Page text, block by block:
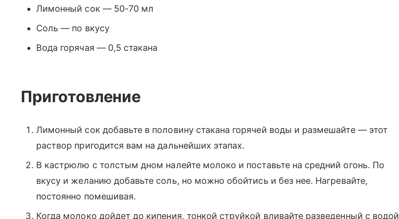
Лимонный сок — 50-70 мл
Соль — по вкусу
Вода горячая — 0,5 стакана
Приготовление
Лимонный сок добавьте в половину стакана горячей воды и размешайте — этот
раствор пригодится вам на дальнейших этапах.
В кастрюлю с толстым дном налейте молоко и поставьте на средний огонь. По
вкусу и желанию добавьте соль, но можно обойтись и без нее. Нагревайте,
постоянно помешивая.
Когда молоко дойдет до кипения, тонкой струйкой вливайте разведенный с водой